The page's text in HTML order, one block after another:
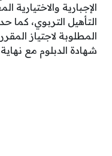
الإجبارية
التأهيل التربوي،
المطلوبة لاجتياز
شهادة الدبلوم مع